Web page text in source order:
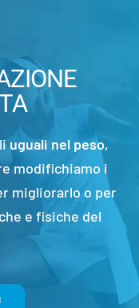
uguali nel peso,
modifichiamo i
migliorarlo o per
e fisiche del